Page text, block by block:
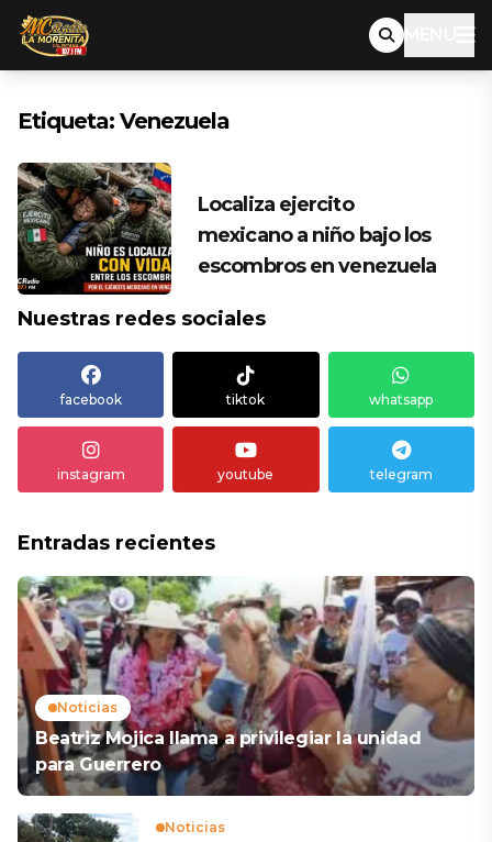
MENU
Etiqueta: Venezuela
Localiza ejercito
mexicano a niño bajo los
escombros en venezuela
Nuestras redes sociales
facebook tiktok whatsapp
instagram youtube telegram
Entradas recientes
Noticias
Beatriz Mojica llama a privilegiar la unidad
para Guerrero
Noticias